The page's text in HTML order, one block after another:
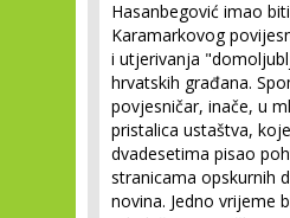
Hasanbegović imao
Karamarkovog
i utjerivanja
hrvatskih građana.
povjesničar, inače, u
pristalica ustaštva,
dvadesetima pisao
stranicama opskurnih
novina. Jedno vrijeme